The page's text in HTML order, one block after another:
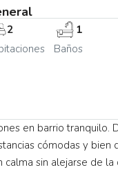
2
1
Baños
en barrio tranquilo.
cómodas y bien
calma sin alejarse de la